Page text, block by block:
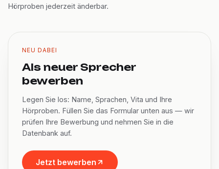
Hörproben jederzeit änderbar.
NEU DABEI
Als neuer Sprecher
bewerben
Legen Sie los: Name, Sprachen, Vita und Ihre
Hörproben. Füllen Sie das Formular unten aus — wir
prüfen Ihre Bewerbung und nehmen Sie in die
Datenbank auf.
Jetzt bewerben